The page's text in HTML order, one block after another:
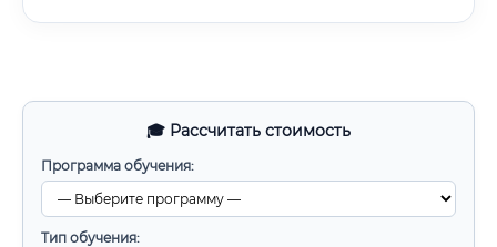
🎓 Рассчитать стоимость
Программа обучения:
Тип обучения: